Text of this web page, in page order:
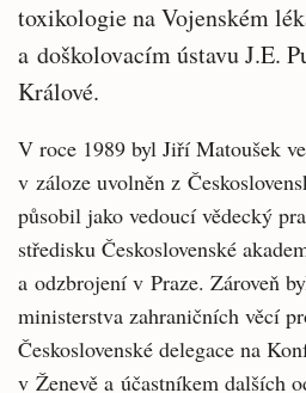
toxikologie na Vojenském
a doškolovacím ústavu J.E.
Králové.
V roce 1989 byl Jiří Matoušek
v záloze uvolněn z
působil jako vedoucí vědecký
středisku Československé
a odzbrojení v Praze. Zároveň
ministerstva zahraničních věcí
Československé delegace na
v Ženevě a účastníkem dalších